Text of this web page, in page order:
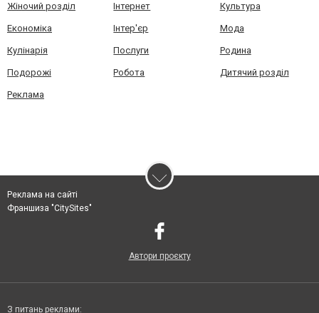
Жіночий розділ Інтернет Культура
Економіка Інтер'єр Мода
Кулінарія Послуги Родина
Подорожі Робота Дитячий розділ
Реклама
Реклама на сайті
Франшиза "CitySites"
Автори проєкту
З питань реклами: